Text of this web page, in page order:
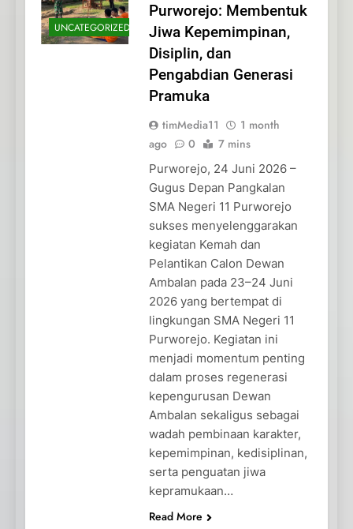
UNCATEGORIZED
Purworejo: Membentuk
Jiwa Kepemimpinan,
Disiplin, dan
Pengabdian Generasi
Pramuka
timMedia11
1 month
ago
0 7 mins
Purworejo, 24 Juni 2026 –
Gugus Depan Pangkalan
SMA Negeri 11 Purworejo
sukses menyelenggarakan
kegiatan Kemah dan
Pelantikan Calon Dewan
Ambalan pada 23–24 Juni
2026 yang bertempat di
lingkungan SMA Negeri 11
Purworejo. Kegiatan ini
menjadi momentum penting
dalam proses regenerasi
kepengurusan Dewan
Ambalan sekaligus sebagai
wadah pembinaan karakter,
kepemimpinan, kedisiplinan,
serta penguatan jiwa
kepramukaan…
Read More